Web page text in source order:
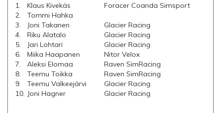
1. Klaus Kivekäs
Foracer Coanda Simsport
2.
Tommi Hahka
3.
Joni Takanen
Glacier Racing
4.
Riku Alatalo
Glacier Racing
5.
Jari Lohtari
Glacier Racing
6.
Miika Haapanen
Nitor Velox
7.
Aleksi Elomaa
Raven SimRacing
8.
Teemu Toikka
Raven SimRacing
9.
Teemu Valkeejärvi
Glacier Racing
10. Joni Hagner Glacier Racing